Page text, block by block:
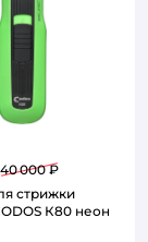
40 000 ₽
стрижки
К80 неон